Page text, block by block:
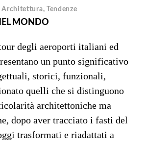
Architettura, Tendenze
MONDO
degli aeroporti italiani ed
un punto significativo
storici, funzionali,
quelli che si distinguono
architettoniche ma
dopo aver tracciato i fasti del
trasformati e riadattati a